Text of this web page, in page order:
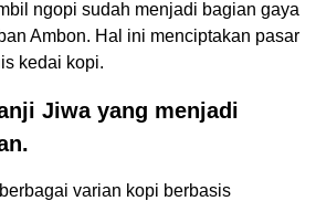
ngopi sudah menjadi bagian gaya
Ambon. Hal ini menciptakan pasar
kedai kopi.
Jiwa yang menjadi
varian kopi berbasis